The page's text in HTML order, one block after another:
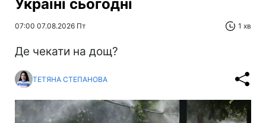
Україні сьогодні
07:00 07.08.2026 Пт 1 хв
Де чекати на дощ?
ТЕТЯНА СТЕПАНОВА